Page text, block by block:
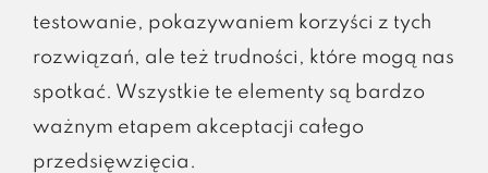
testowanie, pokazywaniem korzyści z tych
rozwiązań, ale też trudności, które mogą nas
spotkać. Wszystkie te elementy są bardzo
ważnym etapem akceptacji całego
przedsięwzięcia.